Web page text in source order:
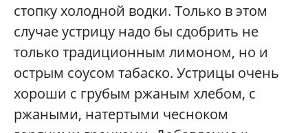
стопку холодной водки. Только в этом
случае устрицу надо бы сдобрить не
только традиционным лимоном, но и
острым соусом табаско. Устрицы очень
хороши с грубым ржаным хлебом, с
ржаными, натертыми чесноком